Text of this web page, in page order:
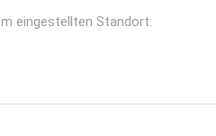
eingestellten Standort: